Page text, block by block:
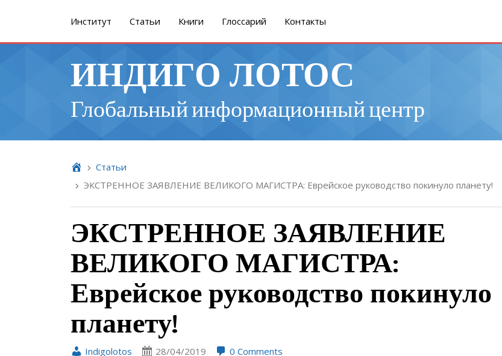
Институт Cтатьи Книги Глоссарий Контакты
ИНДИГО ЛОТОС
Глобальный информационный центр
Cтатьи
ЭКСТРЕННОЕ ЗАЯВЛЕНИЕ ВЕЛИКОГО МАГИСТРА: Еврейское руководство покинуло планету!
ЭКСТРЕННОЕ ЗАЯВЛЕНИЕ
ВЕЛИКОГО МАГИСТРА:
Еврейское руководство покинуло
планету!
Indigolotos 28/04/2019 0 Comments